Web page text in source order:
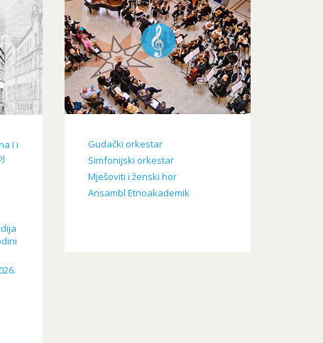
I i
Gudački orkestar
Simfonijski orkestar
Mješoviti i ženski hor
Ansambl Etnoakademik